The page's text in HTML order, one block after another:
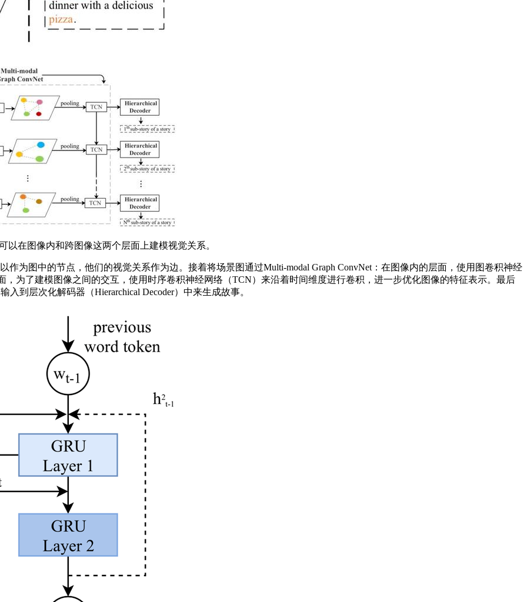
在图像内和跨图像这两个层面上建模视觉关系。
图中的节点，他们的视觉关系作为边。接着将场景图通过Multi-modal Graph ConvNet：在图像内的层面，使用图卷积神经
为了建模图像之间的交互，使用时序卷积神经网络（TCN）来沿着时间维度进行卷积，进一步优化图像的特征表示。最后
到层次化解码器（Hierarchical Decoder）中来生成故事。